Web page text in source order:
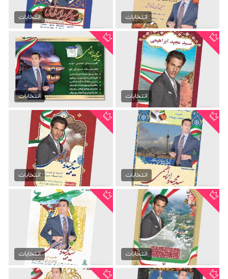
دانلود تراکت انتخابات...
99,000 تومان
انتخابات
طرح تراکت انتخابات شورای...
99,000 تومان
انتخابات
تراکت انتخابات شورای شهر
99,000 تومان
انتخابات
تراکت psd انتخابات شورای شهر
25,000 تومان
انتخابات
دانلود تراکت انتخابات...
99,000 تومان
انتخابات
طرح تراکت انتخابات شورای...
99,000 تومان
انتخابات
تراکت انتخابات شورای شهر
99,000 تومان
انتخابات
دانلود تراکت انتخابات مجلس
99,000 تومان
انتخابات